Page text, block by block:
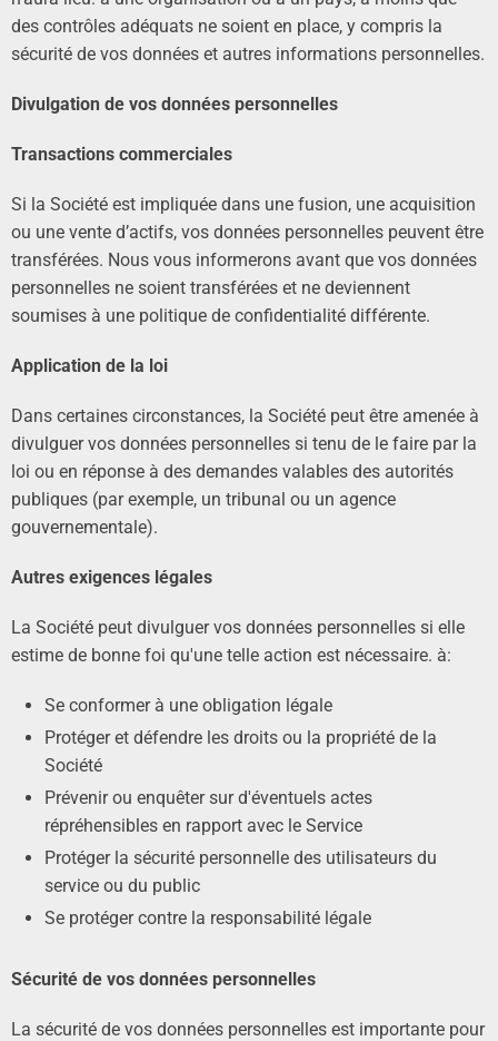
des contrôles adéquats ne soient en place, y compris la
sécurité de vos données et autres informations personnelles.
Divulgation de vos données personnelles
Transactions commerciales
Si la Société est impliquée dans une fusion, une acquisition
ou une vente d’actifs, vos données personnelles peuvent être
transférées. Nous vous informerons avant que vos données
personnelles ne soient transférées et ne deviennent
soumises à une politique de confidentialité différente.
Application de la loi
Dans certaines circonstances, la Société peut être amenée à
divulguer vos données personnelles si tenu de le faire par la
loi ou en réponse à des demandes valables des autorités
publiques (par exemple, un tribunal ou un agence
gouvernementale).
Autres exigences légales
La Société peut divulguer vos données personnelles si elle
estime de bonne foi qu'une telle action est nécessaire. à:
Se conformer à une obligation légale
Protéger et défendre les droits ou la propriété de la
Société
Prévenir ou enquêter sur d'éventuels actes
répréhensibles en rapport avec le Service
Protéger la sécurité personnelle des utilisateurs du
service ou du public
Se protéger contre la responsabilité légale
Sécurité de vos données personnelles
La sécurité de vos données personnelles est importante pour